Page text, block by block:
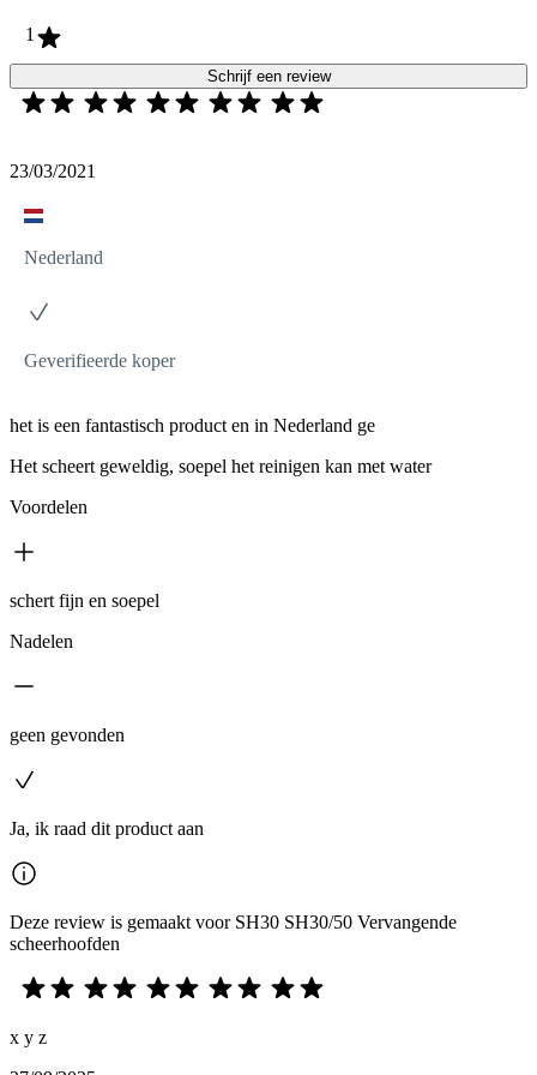
1
Schrijf een review
23/03/2021
Nederland
Geverifieerde koper
het is een fantastisch product en in Nederland ge
Het scheert geweldig, soepel het reinigen kan met water
Voordelen
schert fijn en soepel
Nadelen
geen gevonden
Ja, ik raad dit product aan
Deze review is gemaakt voor SH30 SH30/50 Vervangende
scheerhoofden
x y z